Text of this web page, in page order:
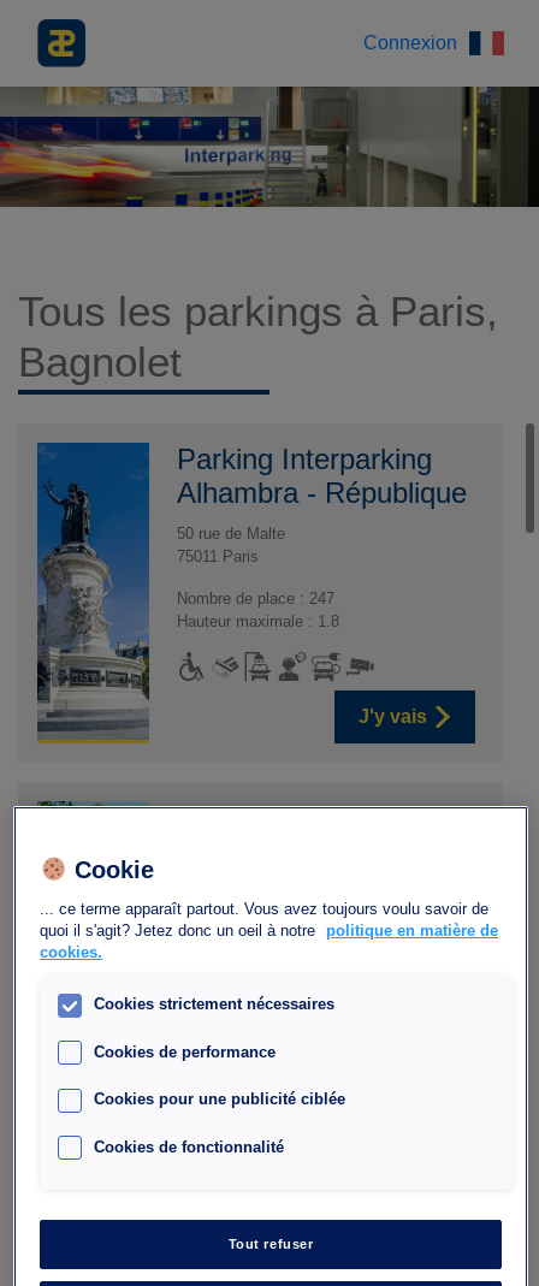
Connexion
Tous les parkings à Paris,
Bagnolet
Parking Interparking
Alhambra - République
50 rue de Malte
75011 Paris
Nombre de place : 247
Hauteur maximale : 1.8
J'y vais
Parking Interparking
Paris
75012 Paris
Hauteur maximale : 1.90
Berri Champs Elysées
5 rue de Berri
Cookie
... ce terme apparaît partout. Vous avez toujours voulu savoir de
quoi il s'agit? Jetez donc un oeil à notre
politique en matière de
cookies.
Cookies strictement nécessaires
Cookies de performance
Cookies pour une publicité ciblée
Cookies de fonctionnalité
Tout refuser